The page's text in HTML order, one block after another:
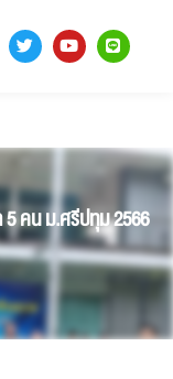
คน ม.ศรีปทุม 2566